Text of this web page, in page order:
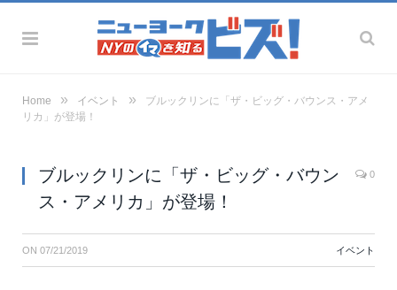
Home » イベント »
ブルックリンに「ザ・ビッグ・バウンス・アメ
リカ」が登場！
ブルックリンに「ザ・ビッグ・バウン
ス・アメリカ」が登場！
0
ON 07/21/2019 イベント